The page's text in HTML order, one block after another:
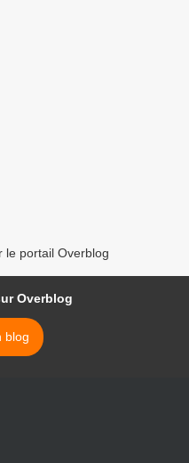
le portail Overblog
Overblog
blog